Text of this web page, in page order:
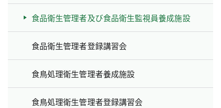
食品衛生管理者及び食品衛生監視員養成施設
食品衛生管理者登録講習会
食鳥処理衛生管理者養成施設
食鳥処理衛生管理者登録講習会